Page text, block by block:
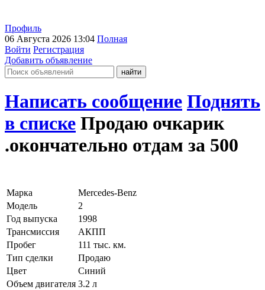
Профиль
06 Августа 2026 13:04 Полная
Войти Регистрация
Добавить объявление
Написать сообщение Поднять
в списке Продаю очкарик
.окончательно отдам за 500
Марка
Mercedes-Benz
Модель
2
Год выпуска
1998
Трансмиссия
АКПП
Пробег
111 тыс. км.
Тип сделки
Продаю
Цвет
Синий
Объем двигателя 3.2 л